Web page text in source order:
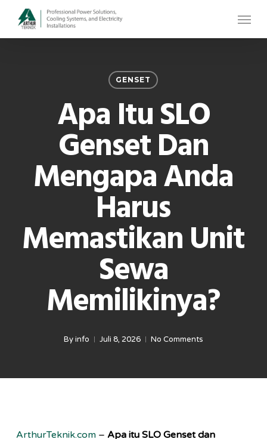
Menu
GENSET
Apa Itu SLO
Genset Dan
Mengapa Anda
Harus
Memastikan Unit
Sewa
Memilikinya?
Byinfo Juli 8, 2026 No Comments
ArthurTeknik.com– Apa itu SLO Genset dan